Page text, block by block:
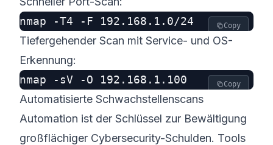
Copy
Tiefergehender Scan mit Service- und OS-
Erkennung:
Copy
Automatisierte Schwachstellenscans
Automation ist der Schlüssel zur Bewältigung
großflächiger Cybersecurity-Schulden. Tools